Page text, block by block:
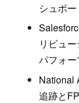
シュボ
リビュ
パフォ
National
追跡と